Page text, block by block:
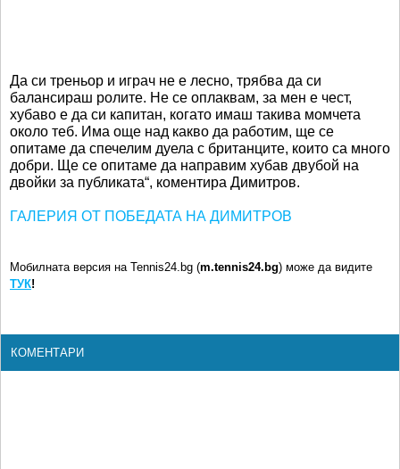
Да си треньор и играч не е лесно, трябва да си
балансираш ролите. Не се оплаквам, за мен е чест,
хубаво е да си капитан, когато имаш такива момчета
около теб. Има още над какво да работим, ще се
опитаме да спечелим дуела с британците, които са много
добри. Ще се опитаме да направим хубав двубой на
двойки за публиката“, коментира Димитров.
ГАЛЕРИЯ ОТ ПОБЕДАТА НА ДИМИТРОВ
Мобилната версия на Tennis24.bg (m.tennis24.bg) може да видите
ТУК!
КОМЕНТАРИ